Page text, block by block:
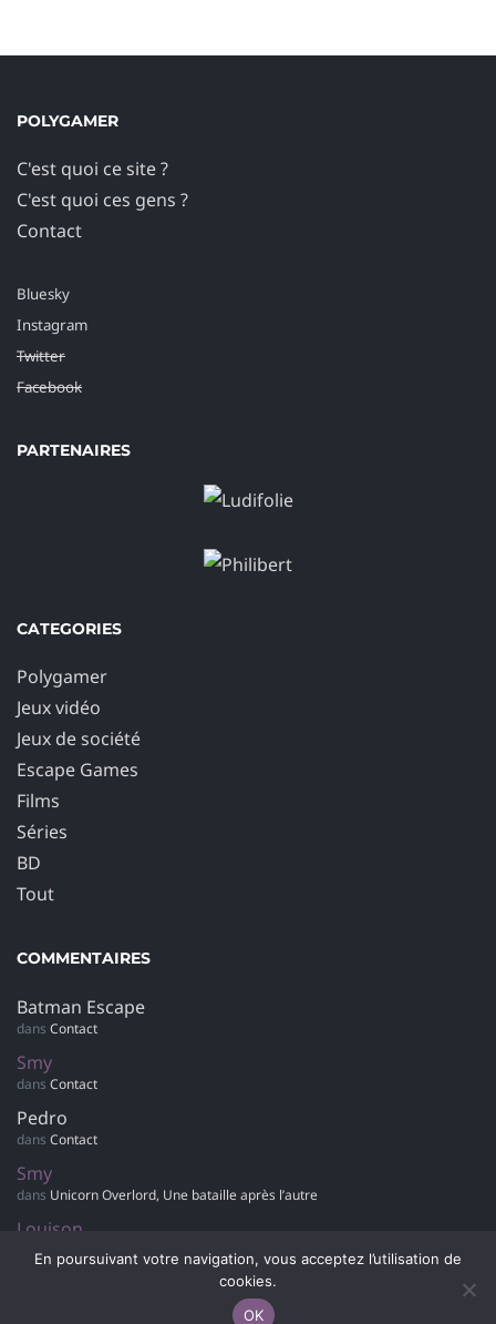
POLYGAMER
C'est quoi ce site ?
C'est quoi ces gens ?
Contact
Bluesky
Instagram
Twitter
Facebook
PARTENAIRES
CATEGORIES
Polygamer
Jeux vidéo
Jeux de société
Escape Games
Films
Séries
BD
Tout
COMMENTAIRES
Batman Escape
dans Contact
Smy
dans Contact
Pedro
dans Contact
Smy
dans Unicorn Overlord, Une bataille après l’autre
Louison
dans Retour sur… Hotel Dusk : Room 215
En poursuivant votre navigation, vous acceptez l’utilisation de
cookies.
OK